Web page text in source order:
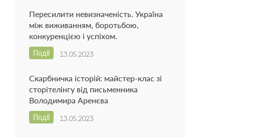
Пересилити невизначеність. Україна
між виживанням, боротьбою,
конкуренцією і успіхом.
13.05.2023
Події
Скарбничка історій: майстер-клас зі
сторітелінгу від письменника
Володимира Аренєва
13.05.2023
Події